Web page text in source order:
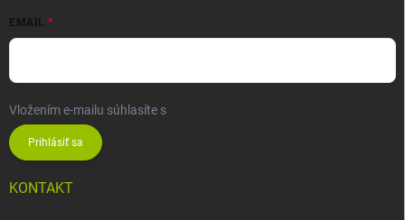
EMAIL
Vložením e-mailu súhlasíte s
Prihlásiť sa
KONTAKT